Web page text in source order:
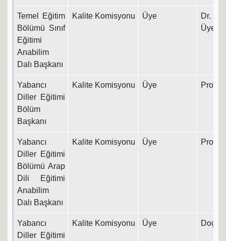
Temel Eğitim
Bölümü Sınıf
Eğitimi
Anabilim
Dalı Başkanı
Kalite Komisyonu Üye
Dr.
Üyesi
Yabancı
Diller Eğitimi
Bölüm
Başkanı
Kalite Komisyonu Üye Prof.
Yabancı
Diller Eğitimi
Bölümü Arap
Dili Eğitimi
Anabilim
Dalı Başkanı
Kalite Komisyonu Üye Prof.
Yabancı
Diller Eğitimi
Kalite Komisyonu Üye Doç.